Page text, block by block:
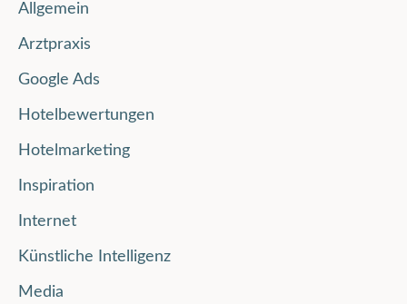
Allgemein
Arztpraxis
Google Ads
Hotelbewertungen
Hotelmarketing
Inspiration
Internet
Künstliche Intelligenz
Media